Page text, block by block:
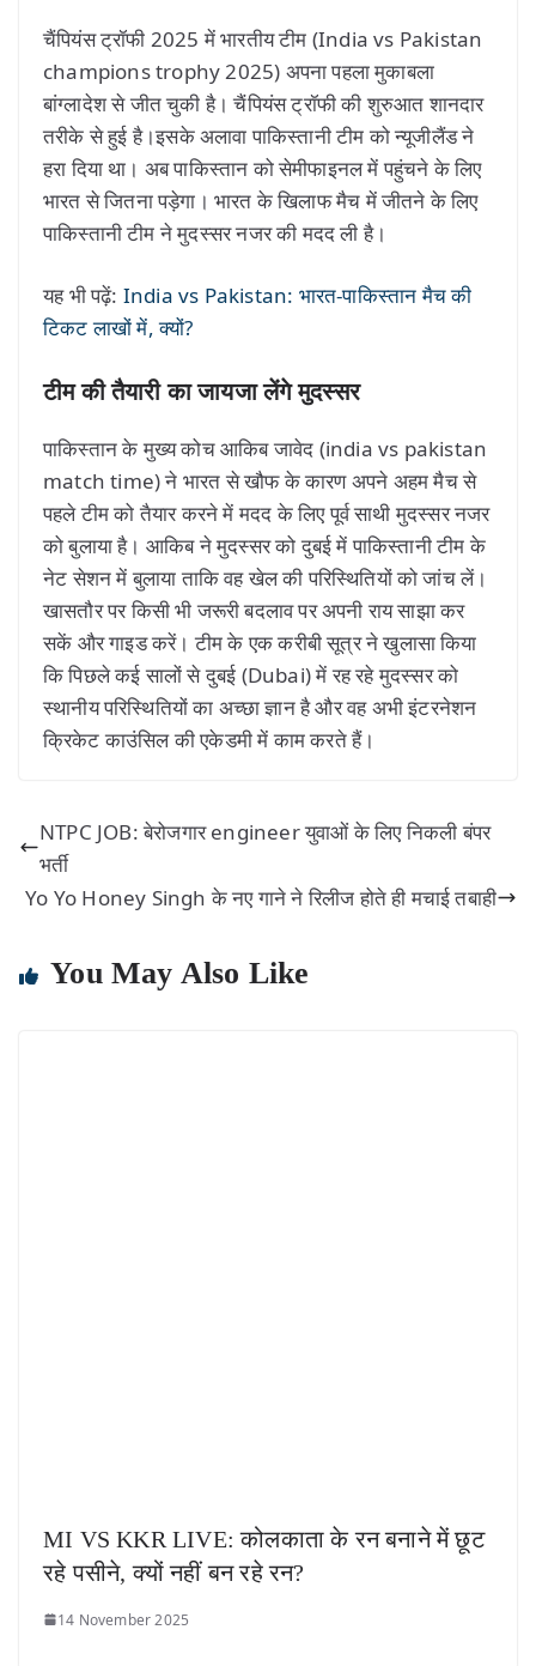
चैंपियंस ट्रॉफी 2025 में भारतीय टीम (India vs Pakistan
champions trophy 2025) अपना पहला मुकाबला
बांग्लादेश से जीत चुकी है। चैंपियंस ट्रॉफी की शुरुआत शानदार
तरीके से हुई है।इसके अलावा पाकिस्तानी टीम को न्यूजीलैंड ने
हरा दिया था। अब पाकिस्तान को सेमीफाइनल में पहुंचने के लिए
भारत से जितना पड़ेगा। भारत के खिलाफ मैच में जीतने के लिए
पाकिस्तानी टीम ने मुदस्सर नजर की मदद ली है।
यह भी पढ़ें: India vs Pakistan: भारत-पाकिस्तान मैच की
टिकट लाखों में, क्यों?
टीम की तैयारी का जायजा लेंगे मुदस्सर
पाकिस्तान के मुख्य कोच आकिब जावेद (india vs pakistan
match time) ने भारत से खौफ के कारण अपने अहम मैच से
पहले टीम को तैयार करने में मदद के लिए पूर्व साथी मुदस्सर नजर
को बुलाया है। आकिब ने मुदस्सर को दुबई में पाकिस्तानी टीम के
नेट सेशन में बुलाया ताकि वह खेल की परिस्थितियों को जांच लें।
खासतौर पर किसी भी जरूरी बदलाव पर अपनी राय साझा कर
सकें और गाइड करें। टीम के एक करीबी सूत्र ने खुलासा किया
कि पिछले कई सालों से दुबई (Dubai) में रह रहे मुदस्सर को
स्थानीय परिस्थितियों का अच्छा ज्ञान है और वह अभी इंटरनेशन
क्रिकेट काउंसिल की एकेडमी में काम करते हैं।
NTPC JOB: बेरोजगार engineer युवाओं के लिए निकली बंपर
भर्ती
Yo Yo Honey Singh के नए गाने ने रिलीज होते ही मचाई तबाही
You May Also Like
MI VS KKR LIVE: कोलकाता के रन बनाने में छूट
रहे पसीने, क्यों नहीं बन रहे रन?
14 November 2025